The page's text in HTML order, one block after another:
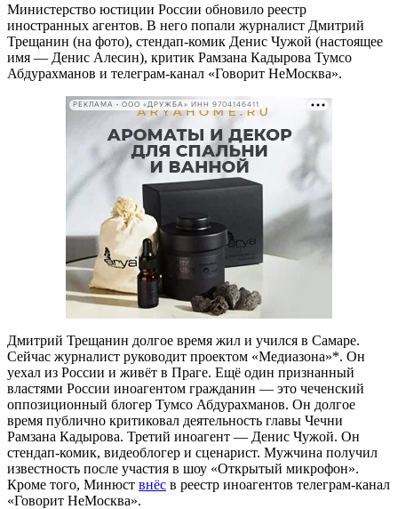
Министерство юстиции России обновило реестр
иностранных агентов. В него попали журналист Дмитрий
Трещанин (на фото), стендап-комик Денис Чужой (настоящее
имя — Денис Алесин), критик Рамзана Кадырова Тумсо
Абдурахманов и телеграм-канал «Говорит НеМосква».
РЕКЛАМА • ООО «ДРУЖБА» ИНН 9704146411
Дмитрий Трещанин долгое время жил и учился в Самаре.
Сейчас журналист руководит проектом «Медиазона»*. Он
уехал из России и живёт в Праге. Ещё один признанный
властями России иноагентом гражданин — это чеченский
оппозиционный блогер Тумсо Абдурахманов. Он долгое
время публично критиковал деятельность главы Чечни
Рамзана Кадырова. Третий иноагент — Денис Чужой. Он
стендап-комик, видеоблогер и сценарист. Мужчина получил
известность после участия в шоу «Открытый микрофон».
Кроме того, Минюст внёс в реестр иноагентов телеграм-канал
«Говорит НеМосква».